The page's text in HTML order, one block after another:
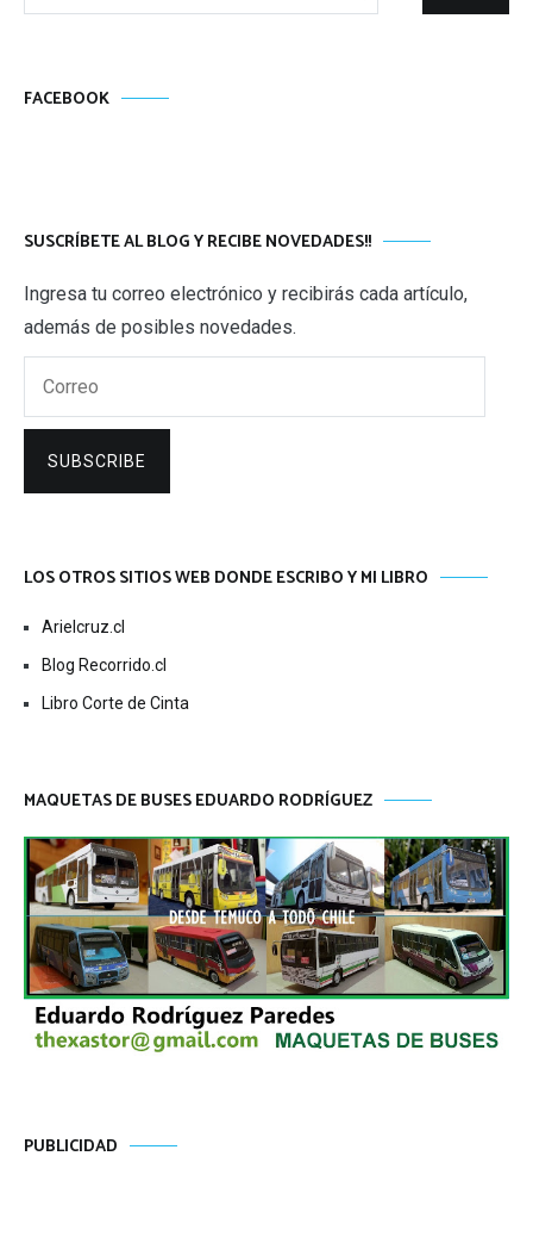
FACEBOOK
SUSCRÍBETE AL BLOG Y RECIBE NOVEDADES!!
Ingresa tu correo electrónico y recibirás cada artículo,
además de posibles novedades.
SUBSCRIBE
LOS OTROS SITIOS WEB DONDE ESCRIBO Y MI LIBRO
Arielcruz.cl
Blog Recorrido.cl
Libro Corte de Cinta
MAQUETAS DE BUSES EDUARDO RODRÍGUEZ
PUBLICIDAD